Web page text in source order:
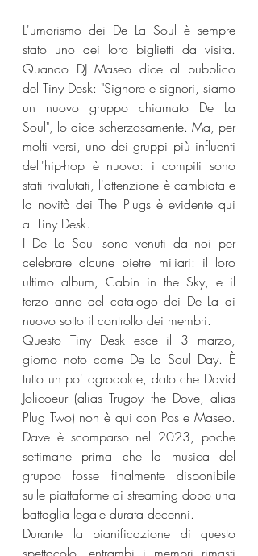
L'umorismo dei De La Soul è sempre
stato uno dei loro biglietti da visita.
Quando DJ Maseo dice al pubblico
del Tiny Desk: "Signore e signori, siamo
un nuovo gruppo chiamato De La
Soul", lo dice scherzosamente. Ma, per
molti versi, uno dei gruppi più influenti
dell'hip-hop è nuovo: i compiti sono
stati rivalutati, l'attenzione è cambiata e
la novità dei The Plugs è evidente qui
al Tiny Desk.
I De La Soul sono venuti da noi per
celebrare alcune pietre miliari: il loro
ultimo album, Cabin in the Sky, e il
terzo anno del catalogo dei De La di
nuovo sotto il controllo dei membri.
Questo Tiny Desk esce il 3 marzo,
giorno noto come De La Soul Day. È
tutto un po' agrodolce, dato che David
Jolicoeur (alias Trugoy the Dove, alias
Plug Two) non è qui con Pos e Maseo.
Dave è scomparso nel 2023, poche
settimane prima che la musica del
gruppo fosse finalmente disponibile
sulle piattaforme di streaming dopo una
battaglia legale durata decenni.
Durante la pianificazione di questo
spettacolo, entrambi i membri rimasti